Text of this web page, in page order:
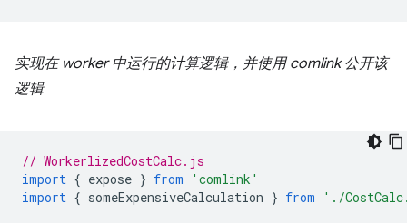
实现在 worker 中运行的计算逻辑，并使用 comlink 公开该
逻辑
// WorkerlizedCostCalc.js
import { expose } from
'comlink'
import { someExpensiveCalculation } from './